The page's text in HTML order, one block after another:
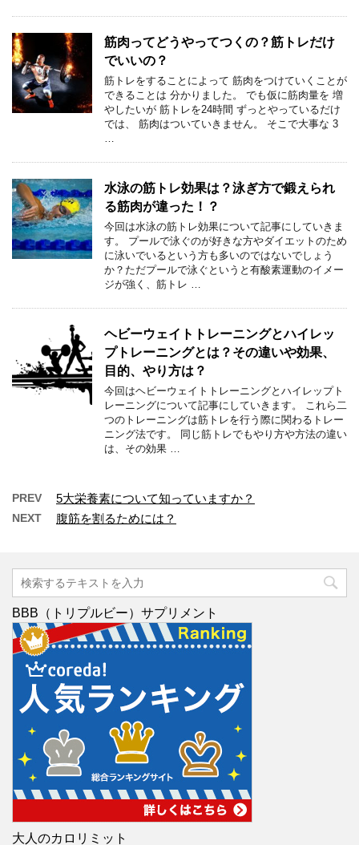
筋肉ってどうやってつくの？筋トレだけ
でいいの？
筋トレをすることによって 筋肉をつけていくことが
できることは 分かりました。 でも仮に筋肉量を 増
やしたいが 筋トレを24時間 ずっとやっているだけ
では、 筋肉はついていきません。 そこで大事な 3
…
水泳の筋トレ効果は？泳ぎ方で鍛えられ
る筋肉が違った！？
今回は水泳の筋トレ効果について記事にしていきま
す。 プールで泳ぐのが好きな方やダイエットのため
に泳いでいるという方も多いのではないでしょう
か？ただプールで泳ぐというと有酸素運動のイメー
ジが強く、筋トレ …
ヘビーウェイトトレーニングとハイレッ
プトレーニングとは？その違いや効果、
目的、やり方は？
今回はヘビーウェイトトレーニングとハイレップト
レーニングについて記事にしていきます。 これら二
つのトレーニングは筋トレを行う際に関わるトレー
ニング法です。 同じ筋トレでもやり方や方法の違い
は、その効果 …
PREV 5大栄養素について知っていますか？
NEXT 腹筋を割るためには？
BBB（トリプルビー）サプリメント
大人のカロリミット